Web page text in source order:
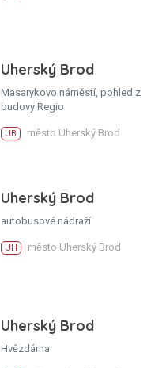
Uherský Brod
Masarykovo náměstí, pohled z
budovy Regio
UB město Uherský Brod
Uherský Brod
autobusové nádraží
UH město Uherský Brod
Uherský Brod
Hvězdárna